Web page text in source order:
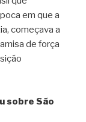
em que a
começava a
de força
sobre São